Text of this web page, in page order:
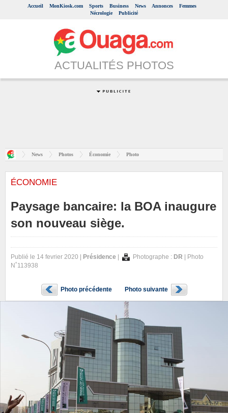
Accueil MonKiosk.com Sports Business News Annonces
Femmes
Nécrologie
Publicité
ACTUALITÉS PHOTOS
News Photos Économie Photo
ÉCONOMIE
Paysage bancaire: la BOA inaugure
son nouveau siège.
Publié le 14 fevrier 2020 | Présidence Photographe : DR | Photo
N˚113938
Photo précédente Photo suivante